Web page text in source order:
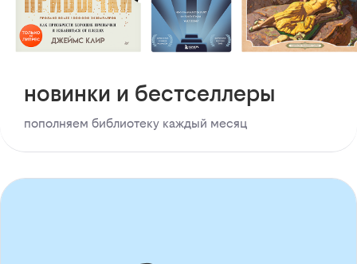
новинки и бестселлеры
пополняем библиотеку каждый месяц